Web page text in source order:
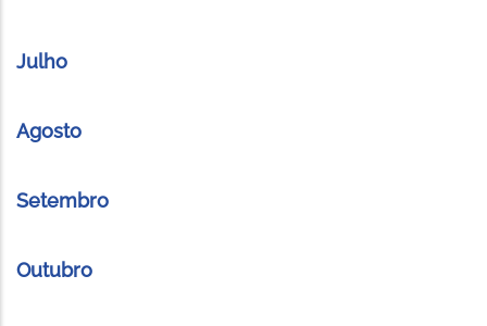
Julho
Agosto
Setembro
Outubro